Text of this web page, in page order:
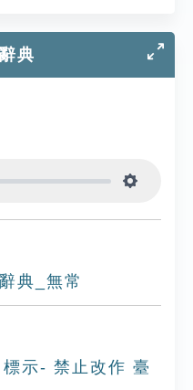
典
典_無常
示- 禁止改作 臺